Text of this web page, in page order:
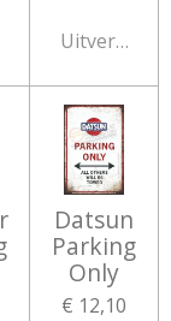
Uitverkocht
Datsun
Parking
Only
€ 12,10